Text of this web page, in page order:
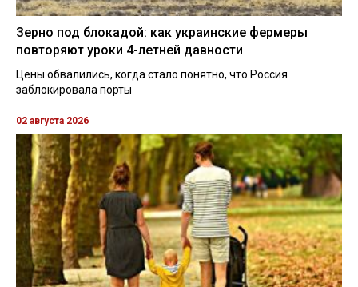
Зерно под блокадой: как украинские фермеры
повторяют уроки 4-летней давности
Цены обвалились, когда стало понятно, что Россия
заблокировала порты
02 августа 2026